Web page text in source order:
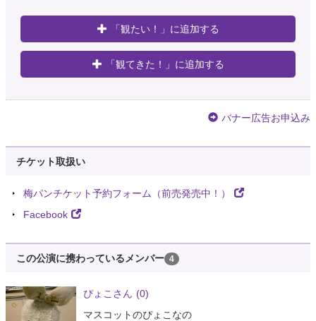
「観たい！」に追加する
「観てきた！」に追加する
バナー広告お申込み
チケット取扱い
梅パンチケット予約フォーム（前売発売中！）
Facebook
この公演に携わっているメンバー 4
ぴょこさん (0)
マスコットのぴょこなの